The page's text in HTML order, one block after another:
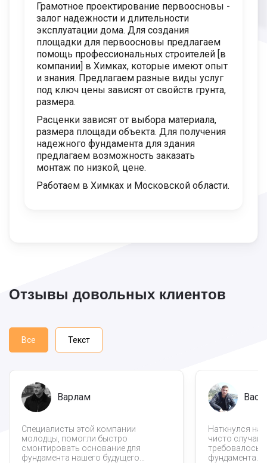
Грамотное проектирование первоосновы -
залог надежности и длительности
эксплуатации дома. Для создания
площадки для первоосновы предлагаем
помощь профессиональных строителей [в
компании] в Химках, которые имеют опыт
и знания. Предлагаем разные виды услуг
под ключ цены зависят от свойств грунта,
размера.
Расценки зависят от выбора материала,
размера площади объекта. Для получения
надежного фундамента для здания
предлагаем возможность заказать
монтаж по низкой, цене.
Работаем в Химках и Московской области.
Отзывы довольных клиентов
Все Текст
Варлам
Специалисты этой компании
молодцы, помогли быстро
смонтировать основание для
фундамента нашего будущего
Наткнулся на
чисто
требовалось
фундамента.